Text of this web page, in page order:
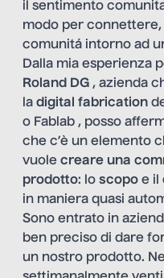
il sentimento
modo per
comunitá intorno ad
Dalla mia esperienza
Roland DG , azienda
la digital fabrication
o Fablab , posso
che c’è un elemento
vuole creare una
prodotto: lo scopo e il
in maniera quasi
Sono entrato in
ben preciso di dare
un nostro prodotto.